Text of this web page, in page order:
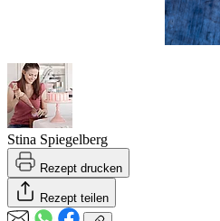
Stina Spiegelberg
Rezept drucken
Rezept teilen